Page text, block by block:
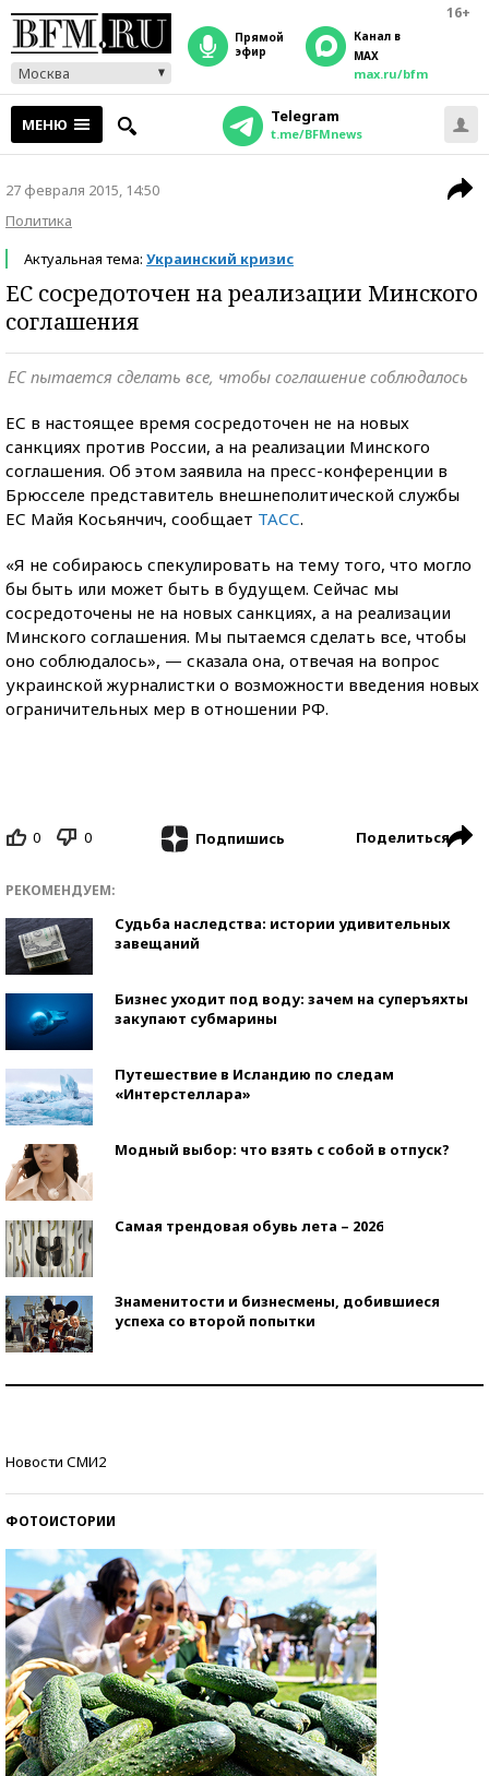
16+
Москва
прямой
эфир
Канал в
MAX
max.ru/bfm
МЕНЮ Telegram
t.me/BFMnews
27 февраля 2015, 14:50
Политика
Актуальная тема: Украинский кризис
ЕС сосредоточен на реализации Минского
соглашения
ЕС пытается сделать все, чтобы соглашение соблюдалось
ЕС в настоящее время сосредоточен не на новых
санкциях против России, а на реализации Минского
соглашения. Об этом заявила на пресс-конференции в
Брюсселе представитель внешнеполитической службы
ЕС Майя Косьянчич, сообщает ТАСС.
«Я не собираюсь спекулировать на тему того, что могло
бы быть или может быть в будущем. Сейчас мы
сосредоточены не на новых санкциях, а на реализации
Минского соглашения. Мы пытаемся сделать все, чтобы
оно соблюдалось», — сказала она, отвечая на вопрос
украинской журналистки о возможности введения новых
ограничительных мер в отношении РФ.
0 0 Подпишись Поделиться
РЕКОМЕНДУЕМ:
Судьба наследства: истории удивительных
завещаний
Бизнес уходит под воду: зачем на суперъяхты
закупают субмарины
Путешествие в Исландию по следам
«Интерстеллара»
Модный выбор: что взять с собой в отпуск?
Самая трендовая обувь лета – 2026
Знаменитости и бизнесмены, добившиеся
успеха со второй попытки
Новости СМИ2
ФОТОИСТОРИИ